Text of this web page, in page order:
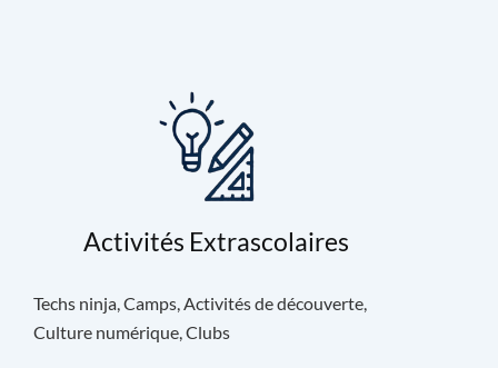
Activités Extrascolaires
Techs ninja, Camps, Activités de découverte,
Culture numérique, Clubs